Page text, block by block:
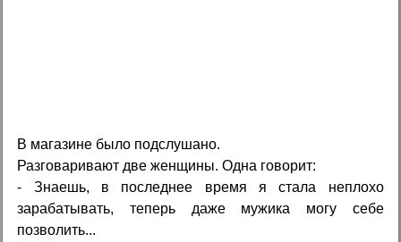
В магазине было подслушано.
Разговаривают две женщины. Одна говорит:
- Знаешь, в последнее время я стала неплохо
зарабатывать, теперь даже мужика могу себе
позволить...